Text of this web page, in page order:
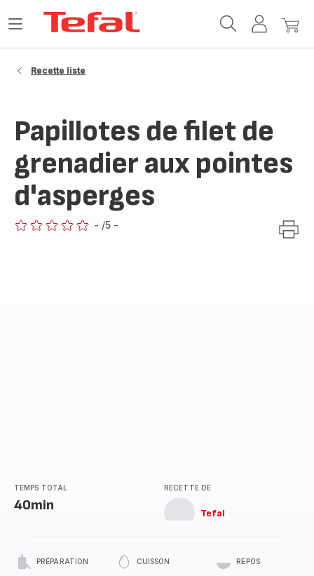
MonMon
Ouvrir
Recette liste
Papillotes de filet de
grenadier aux pointes
d'asperges
- /5 -
TEMPS TOTAL
40min
RECETTE DE
Tefal
PRÉPARATION CUISSON REPOS